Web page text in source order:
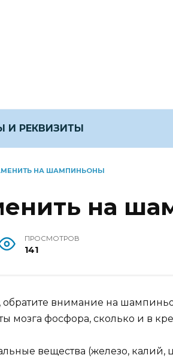
И РЕКВИЗИТЫ
НА ШАМПИНЬОНЫ
на
ПРОСМОТРОВ
141
внимание на
мозга фосфора, сколько и в
вещества (железо, калий,